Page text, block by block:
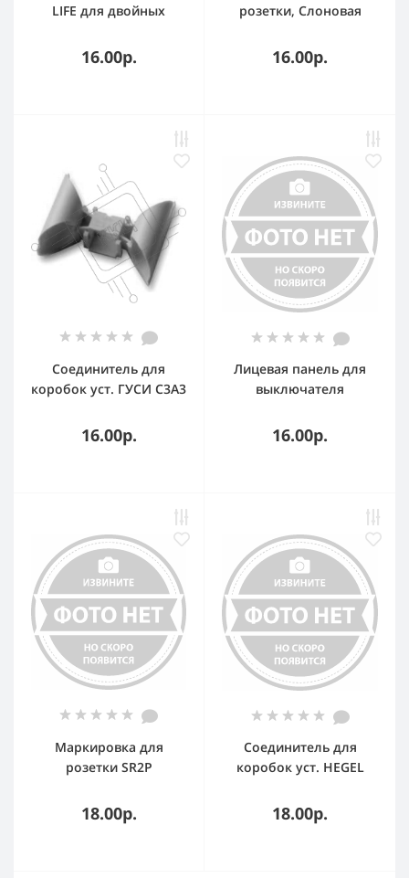
LIFE для двойных
информационных
розеток. Алюминий
розеток. Алюминий
16.00р.
розетки, Слоновая
16.00р.
Соединитель для
коробок уст. ГУСИ С3А3
16.00р.
Лицевая панель для
выключателя
подсветкой/
индикацией. Антрацит.
16.00р.
Маркировка для
розетки SR2P
18.00р.
Соединитель для
коробок уст. HEGEL
18.00р.